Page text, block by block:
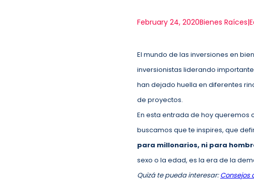
February 24, 2020Bienes
El mundo de las inversiones en
inversionistas liderando
han dejado huella en diferentes
de proyectos.
En esta entrada de hoy
buscamos que te inspires, que
para millonarios, ni para
sexo o la edad, es la era de la
Quizá te pueda interesar:Consejos